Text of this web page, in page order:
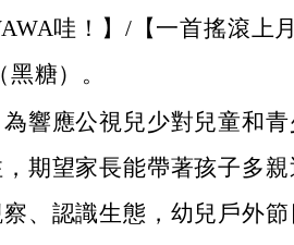
哇！】/【一首搖滾上
糖）。
響應公視兒少對兒童和
期望家長能帶著孩子多
、認識生態，幼兒戶外節